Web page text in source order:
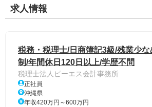
求人情報
税務・税理士/日商簿記3級/残業少な
制/年間休日120日以上/学歴不問
税理士法人ピーエス会計事務所
正社員
沖縄県
年収420万円～600万円